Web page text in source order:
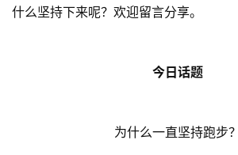
什么坚持下来呢？欢迎留言分享。
今日话题
为什么一直坚持跑步？